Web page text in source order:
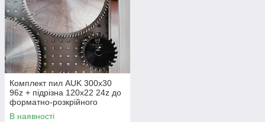
Комплект пил AUK 300х30
96z + підрізна 120х22 24z до
форматно-розкрійного
верстата
В наявності